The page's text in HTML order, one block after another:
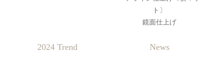
ト〕
鏡面仕上げ
2024 Trend News